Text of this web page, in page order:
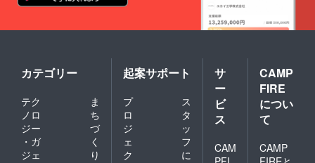
カテゴリー
テク
ノロ
ジー
・ガ
ジェ
ま
ち
づ
く
り
起案サポート
プ
ロ
ジ
ェ
ク
ス
タ
ッ
フ
に
サ
ー
ビ
ス
CAM
CAMP
FIRE
につい
て
CAMP